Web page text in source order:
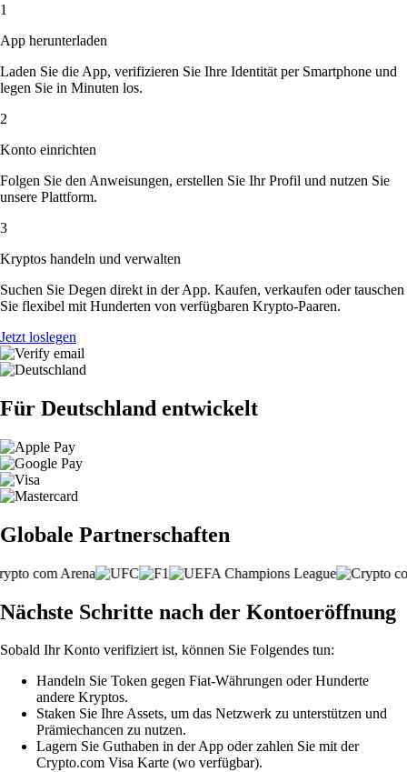
1
App herunterladen
Laden Sie die App, verifizieren Sie Ihre Identität per Smartphone und
legen Sie in Minuten los.
2
Konto einrichten
Folgen Sie den Anweisungen, erstellen Sie Ihr Profil und nutzen Sie
unsere Plattform.
3
Kryptos handeln und verwalten
Suchen Sie Degen direkt in der App. Kaufen, verkaufen oder tauschen
Sie flexibel mit Hunderten von verfügbaren Krypto-Paaren.
Jetzt loslegen
Für Deutschland entwickelt
Globale Partnerschaften
Nächste Schritte nach der Kontoeröffnung
Sobald Ihr Konto verifiziert ist, können Sie Folgendes tun:
Handeln Sie Token gegen Fiat-Währungen oder Hunderte
andere Kryptos.
Staken Sie Ihre Assets, um das Netzwerk zu unterstützen und
Prämiechancen zu nutzen.
Lagern Sie Guthaben in der App oder zahlen Sie mit der
Crypto.com Visa Karte (wo verfügbar).